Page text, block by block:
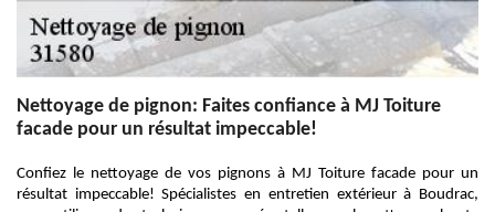
Nettoyage de pignon: Faites confiance à MJ Toiture
facade pour un résultat impeccable!
Confiez le nettoyage de vos pignons à MJ Toiture facade pour un
résultat impeccable! Spécialistes en entretien extérieur à Boudrac,